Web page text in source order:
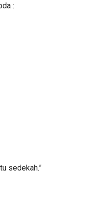
:
sedekah.”